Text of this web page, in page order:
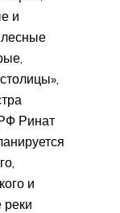
и
Ринат
и
реки